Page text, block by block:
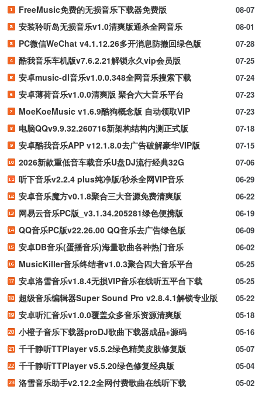
08-07
FreeMusic免费的无损音乐下载器免费版
08-01
安装聆听岛无损音乐v1.0清爽版通杀全网音乐
07-28
PC微信WeChat v4.1.12.26多开消息防撤回绿色版
07-25
酷我音乐车机版v7.6.2.21解锁永久vip会员版
07-24
安卓music-dl音乐v1.0.0.348全网音乐搜索下载
07-23
安卓薄荷音乐v1.0.0清爽版 聚合六大音乐平台
07-23
MoeKoeMusic v1.6.9酷狗概念版 自动领取VIP
07-18
电脑QQv9.9.32.260716新架构结构内测正式版
07-15
安卓酷我音乐APP v12.1.8.0去广告破解豪华VIP版
07-06
2026新款重低音车载音乐U盘DJ流行经典32G
06-29
听下音乐v2.2.4 plus纯净版/秒杀全网VIP音乐
06-22
安卓音乐魔方v0.1.8聚合三大音源免费清爽版
06-19
网易云音乐PC版_v3.1.34.205281绿色便携版
06-09
QQ音乐PC版v22.26.00 QQ音乐去广告绿色版
06-02
安卓DB音乐(蛋播音乐)海量歌曲各种热门音乐
05-25
MusicKiller音乐终结者v1.0.3聚合四大音乐平台
05-25
安卓洛雪音乐v1.8.4无损VIP音乐在线听五平台下载
05-22
超级音乐编辑器Super Sound Pro v2.8.4.1解锁专业版
05-18
安卓听汇音乐v1.0.0覆盖众多音乐资源清爽版
05-16
小橙子音乐下载器proDJ歌曲下载器成品+源码
05-07
千千静听TTPlayer v5.5.2绿色精美皮肤修复版
05-04
千千静听TTPlayer v5.5.20绿色修复经典版
05-02
洛雪音乐助手v2.12.2全网付费歌曲在线听下载